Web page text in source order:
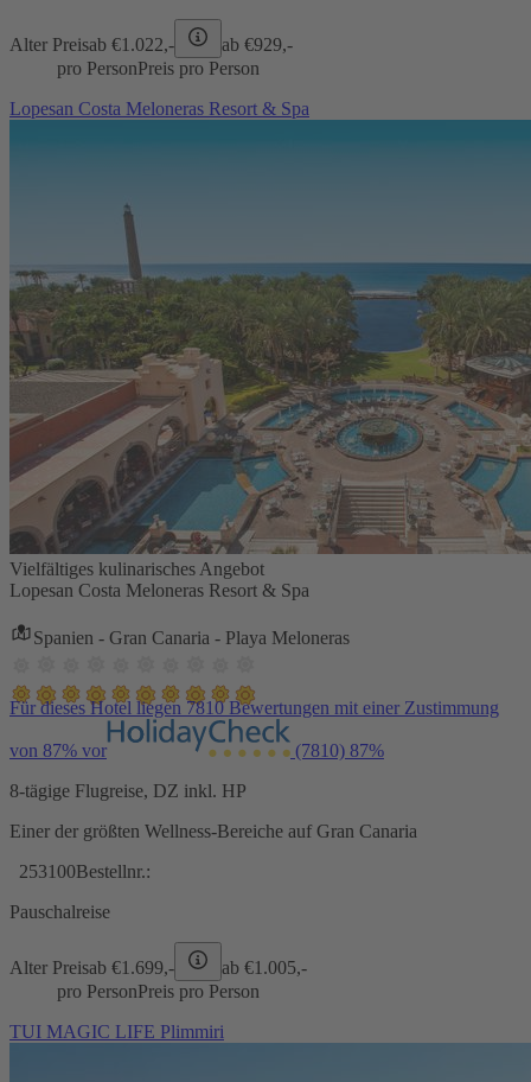
Alter Preisab €1.022,- ab €929,-
pro PersonPreis pro Person
Lopesan Costa Meloneras Resort & Spa
Vielfältiges kulinarisches Angebot
Lopesan Costa Meloneras Resort & Spa
Spanien - Gran Canaria - Playa Meloneras
Für dieses Hotel liegen 7810 Bewertungen mit einer Zustimmung
von 87% vor (7810) 87%
8-tägige Flugreise, DZ inkl. HP
Einer der größten Wellness-Bereiche auf Gran Canaria
253100Bestellnr.:
Pauschalreise
Alter Preisab €1.699,- ab €1.005,-
pro PersonPreis pro Person
TUI MAGIC LIFE Plimmiri